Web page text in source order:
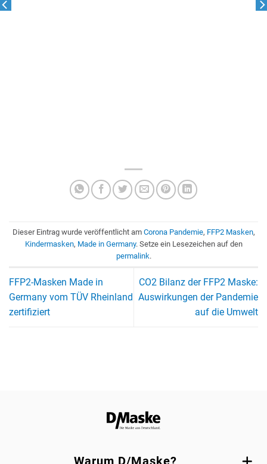
Dieser Eintrag wurde veröffentlicht am Corona Pandemie, FFP2 Masken,
Kindermasken, Made in Germany. Setze ein Lesezeichen auf den
permalink.
FFP2-Masken Made in
Germany vom TÜV Rheinland
zertifiziert
CO2 Bilanz der FFP2 Maske:
Auswirkungen der Pandemie
auf die Umwelt
Warum D/Maske?